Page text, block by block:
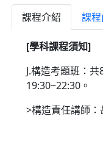
課程介紹 課
[學科課程須知]
J.構造考題班：
19:30~22:30。
>構造責任講師